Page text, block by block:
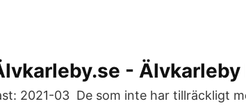
- Älvkarleby
2021-03 De som inte har tillräckligt